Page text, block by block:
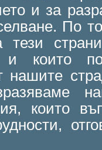
и за
По
и които
нашите
които